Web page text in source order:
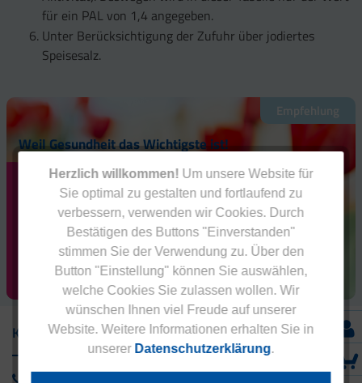
Herzlich willkommen! Um unsere Website für
Sie optimal zu gestalten und fortlaufend zu
verbessern, verwenden wir Cookies. Durch
Bestätigen des Buttons "Einverstanden"
stimmen Sie der Verwendung zu. Über den
Button "Einstellung" können Sie auswählen,
welche Cookies Sie zulassen wollen. Wir
wünschen Ihnen viel Freude auf unserer
Website. Weitere Informationen erhalten Sie in
unserer Datenschutzerklärung.
für ein PAL von 1,4 angegeben.
Unter Berücksichtigung der Zufuhr über jodiertes
Speisesalz.
Empfehlung
Weil Gesundheit das Wichtigste ist!
als Neukunde
20 % RABATT
auf Ihren ersten
RABATT SICHERN!
Kontakt